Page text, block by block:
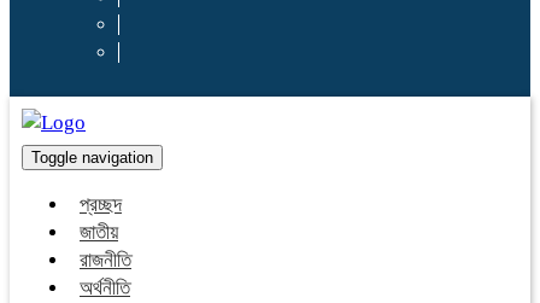
Toggle navigation
প্রচ্ছদ
জাতীয়
রাজনীতি
অর্থনীতি